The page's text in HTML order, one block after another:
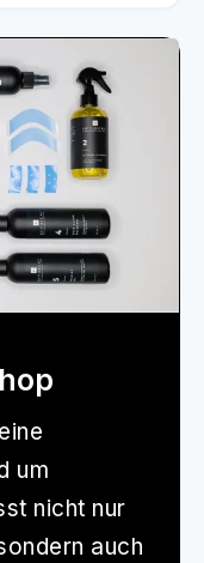
um
nicht nur
auch